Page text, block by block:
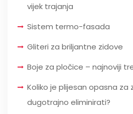
vijek trajanja
Sistem termo-fasada
Gliteri za briljantne zidove
Boje za pločice – najnoviji
Koliko je plijesan opasna za
dugotrajno eliminirati?